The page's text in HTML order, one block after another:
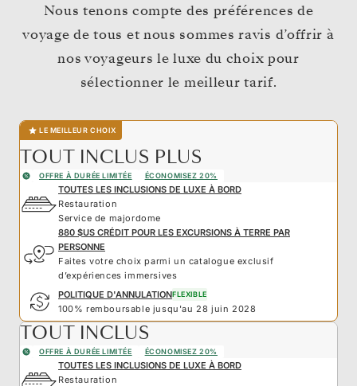
Nous tenons compte des préférences de
voyage de tous et nous sommes ravis d’offrir à
nos voyageurs le luxe du choix pour
sélectionner le meilleur tarif.
LE MEILLEUR CHOIX
TOUT INCLUS PLUS
OFFRE À DURÉE LIMITÉE ÉCONOMISEZ 20%
TOUTES LES INCLUSIONS DE LUXE À BORD
Restauration
Service de majordome
880 $US CRÉDIT POUR LES EXCURSIONS À TERRE PAR
PERSONNE
Faites votre choix parmi un catalogue exclusif
d’expériences immersives
POLITIQUE D'ANNULATIONFLEXIBLE
100% remboursable jusqu'au 28 juin 2028
TOUT INCLUS
OFFRE À DURÉE LIMITÉE ÉCONOMISEZ 20%
TOUTES LES INCLUSIONS DE LUXE À BORD
Restauration